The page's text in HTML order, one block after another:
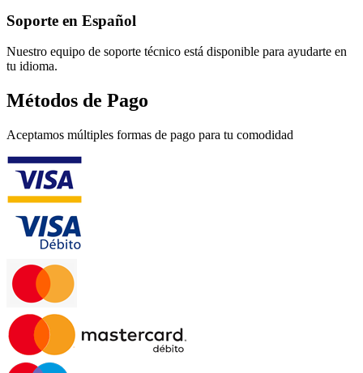
Soporte en Español
Nuestro equipo de soporte técnico está disponible para ayudarte en
tu idioma.
Métodos de Pago
Aceptamos múltiples formas de pago para tu comodidad